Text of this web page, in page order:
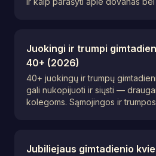
Juokingi ir trumpi
40+ (2026)
40+ juokingų ir trumpų
gali nukopijuoti ir siųsti —
kolegoms. Sąmojingos ir
Jubiliejaus gimtadienio